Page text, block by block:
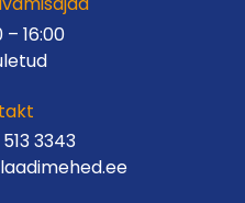
– 16:00
3343